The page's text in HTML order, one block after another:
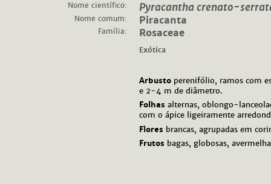
Nome científico: Pyracantha crenato-
Nome comum: Piracanta
Família: Rosaceae
Exótica
Arbusto perenifólio, ramos com
e 2-4 m de diâmetro.
Folhas alternas, oblongo-
com o ápice ligeiramente
Flores brancas, agrupadas em
Frutos bagas, globosas,